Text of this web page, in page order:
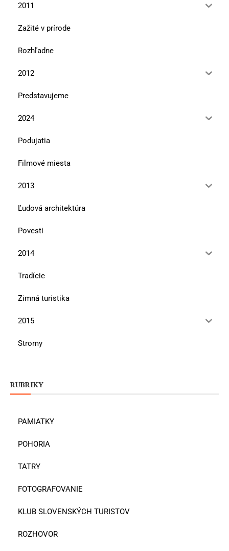
2011
Zažité v prírode
Rozhľadne
2012
Predstavujeme
2024
Podujatia
Filmové miesta
2013
Ľudová architektúra
Povesti
2014
Tradície
Zimná turistika
2015
Stromy
RUBRIKY
PAMIATKY
POHORIA
TATRY
FOTOGRAFOVANIE
KLUB SLOVENSKÝCH TURISTOV
ROZHOVOR